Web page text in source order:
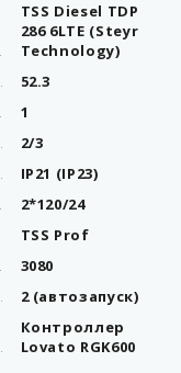
TSS Diesel TDP
286 6LTE (Steyr
Technology)
52.3
1
2/3
IP21 (IP23)
2*120/24
TSS Prof
3080
2 (автозапуск)
Контроллер
Lovato RGK600